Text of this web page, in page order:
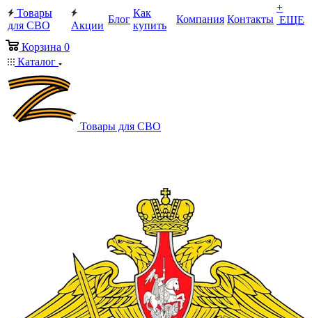
Товары
для СВО
Акции
Блог
Как
купить
Компания Контакты
+
ЕЩЕ
Корзина 0
Каталог
Товары для СВО